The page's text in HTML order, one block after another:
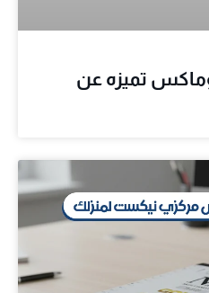
كوماكس تميزه عن